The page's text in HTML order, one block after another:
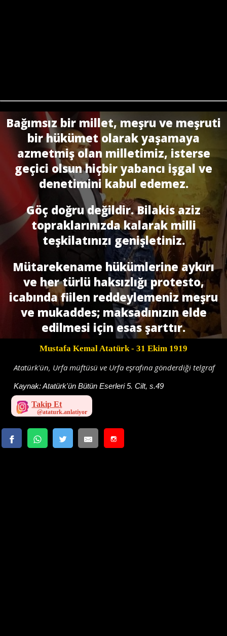
Bağımsız bir millet, meşru ve meşruti
bir hükümet olarak yaşamaya
azmetmiş olan milletimiz, isterse
geçici olsun hiçbir yabancı işgal ve
denetimini kabul edemez.
Göç doğru değildir. Bilakis aziz
topraklarınızda kalarak milli
teşkilatınızı genişletiniz.
Mütarekename hükümlerine aykırı
ve her türlü haksızlığı protesto,
icabında fiilen reddeylemeniz meşru
ve mukaddes; maksadınızın elde
edilmesi için esas şarttır.
Mustafa Kemal Atatürk- 31 Ekim 1919
Atatürk'ün, Urfa müftüsü ve Urfa eşrafına gönderdiği telgraf
Kaynak:Atatürk'ün Bütün Eserleri 5. Cilt, s.49
Takip Et